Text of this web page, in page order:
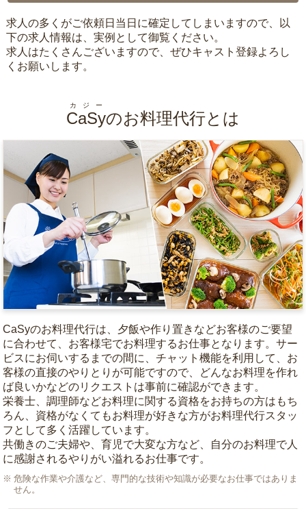
求人の多くがご依頼日当日に確定してしまいますので、以
下の求人情報は、実例として御覧ください。
求人はたくさんございますので、ぜひキャスト登録よろし
くお願いします。
CaSy
カジー
のお料理代行とは
CaSyのお料理代行は、夕飯や作り置きなどお客様のご要望
に合わせて、お客様宅でお料理するお仕事となります。サー
ビスにお伺いするまでの間に、チャット機能を利用して、お
客様の直接のやりとりが可能ですので、どんなお料理を作れ
ば良いかなどのリクエストは事前に確認ができます。
栄養士、調理師などお料理に関する資格をお持ちの方はもち
ろん、資格がなくてもお料理が好きな方がお料理代行スタッ
フとして多く活躍しています。
共働きのご夫婦や、育児で大変な方など、自分のお料理で人
に感謝されるやりがい溢れるお仕事です。
危険な作業や介護など、専門的な技術や知識が必要なお仕事ではありま
せん。